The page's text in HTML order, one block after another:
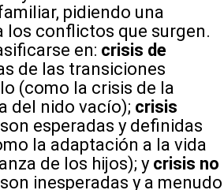
pidiendo una
los conflictos que surgen.
en: crisis de
de las transiciones
(como la crisis de la
del nido vacío); crisis
esperadas y definidas
la adaptación a la vida
de los hijos); y crisis no
inesperadas y a menudo